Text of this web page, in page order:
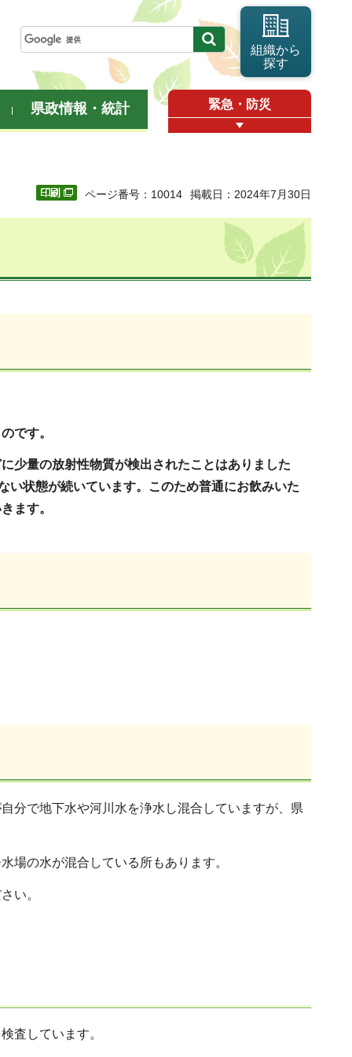
組織から
探す
県政情報・統計 緊急・防災
ページ番号：10014 掲載日：2024年7月30日
です。
少量の放射性物質が検出されたことはありました
い状態が続いています。このため普通にお飲みいた
ます。
分で地下水や河川水を浄水し混合していますが、県
場の水が混合している所もあります。
い。
査しています。